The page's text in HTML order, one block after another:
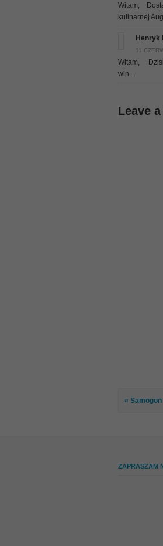
Witam,
kulinarnej
Henryk
11
Witam,
win...
Leave
«
ZAPRASZAM